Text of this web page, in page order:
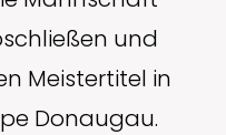
und
Meistertitel in
Donaugau.